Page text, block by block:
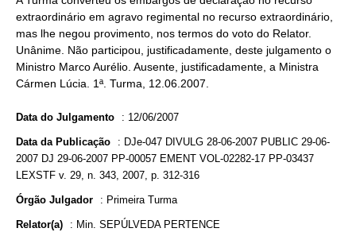
extraordinário em agravo regimental no recurso extraordinário,
mas lhe negou provimento, nos termos do voto do Relator.
Unânime. Não participou, justificadamente, deste julgamento o
Ministro Marco Aurélio. Ausente, justificadamente, a Ministra
Cármen Lúcia. 1ª. Turma, 12.06.2007.
Data do Julgamento : 12/06/2007
Data da Publicação : DJe-047 DIVULG 28-06-2007 PUBLIC 29-06-
2007 DJ 29-06-2007 PP-00057 EMENT VOL-02282-17 PP-03437
LEXSTF v. 29, n. 343, 2007, p. 312-316
Órgão Julgador : Primeira Turma
Relator(a) : Min. SEPÚLVEDA PERTENCE